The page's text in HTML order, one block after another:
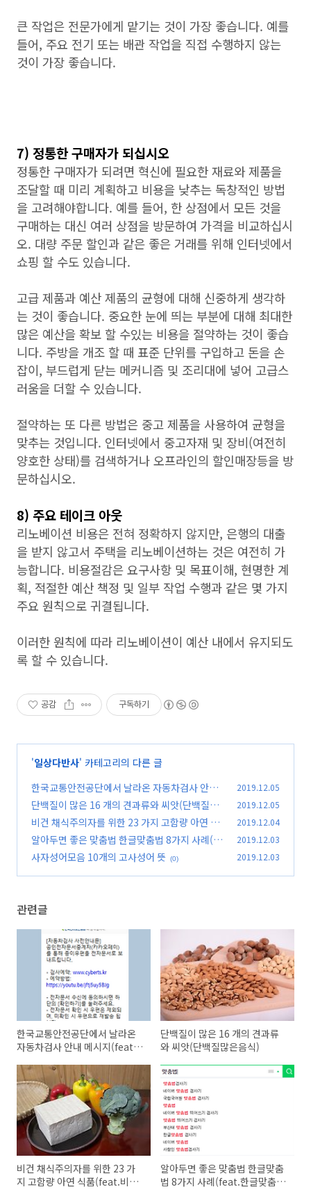
큰 작업은 전문가에게 맡기는 것이 가장 좋습니다. 예를
들어, 주요 전기 또는 배관 작업을 직접 수행하지 않는
것이 가장 좋습니다.
7) 정통한 구매자가 되십시오
정통한 구매자가 되려면 혁신에 필요한 재료와 제품을
조달할 때 미리 계획하고 비용을 낮추는 독창적인 방법
을 고려해야합니다. 예를 들어, 한 상점에서 모든 것을
구매하는 대신 여러 상점을 방문하여 가격을 비교하십시
오. 대량 주문 할인과 같은 좋은 거래를 위해 인터넷에서
쇼핑 할 수도 있습니다.
고급 제품과 예산 제품의 균형에 대해 신중하게 생각하
는 것이 좋습니다. 중요한 눈에 띄는 부분에 대해 최대한
많은 예산을 확보 할 수있는 비용을 절약하는 것이 좋습
니다. 주방을 개조 할 때 표준 단위를 구입하고 돈을 손
잡이, 부드럽게 닫는 메커니즘 및 조리대에 넣어 고급스
러움을 더할 수 있습니다.
절약하는 또 다른 방법은 중고 제품을 사용하여 균형을
맞추는 것입니다. 인터넷에서 중고자재 및 장비(여전히
양호한 상태)를 검색하거나 오프라인의 할인매장등을 방
문하십시오.
8) 주요 테이크 아웃
리노베이션 비용은 전혀 정확하지 않지만, 은행의 대출
을 받지 않고서 주택을 리노베이션하는 것은 여전히 ​​가
능합니다. 비용절감은 요구사항 및 목표이해, 현명한 계
획, 적절한 예산 책정 및 일부 작업 수행과 같은 몇 가지
주요 원칙으로 귀결됩니다.
이러한 원칙에 따라 리노베이션이 예산 내에서 유지되도
록 할 수 있습니다.
공감 구독하기
'일상다반사' 카테고리의 다른 글
한국교통안전공단에서 날라온 자동차검사 안내
메시지(feat.자동차정기검사)
(0)
2019.12.05
단백질이 많은 16 개의 견과류와 씨앗(단백질많
은음식)
(0)
2019.12.05
비건 채식주의자를 위한 23 가지 고함량 아연 식
품(feat.비건채식) (0)
2019.12.04
알아두면 좋은 맞춤법 한글맞춤법 8가지 사례(fe
at.한글맞춤법검사) (0)
2019.12.03
사자성어모음 10개의 고사성어 뜻 (0) 2019.12.03
관련글
한국교통안전공단에서 날라온
자동차검사 안내 메시지(feat.
단백질이 많은 16 개의 견과류
와 씨앗(단백질많은음식)
비건 채식주의자를 위한 23 가
지 고함량 아연 식품(feat.비건
알아두면 좋은 맞춤법 한글맞춤
법 8가지 사례(feat.한글맞춤법